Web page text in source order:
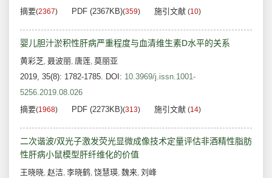
摘要(2367) PDF (2367KB)(359) 施引文献 (10)
婴儿胆汁淤积性肝病严重程度与血清维生素D水平的关系
黄彩芝, 聂波丽, 唐莲, 莫丽亚
2019, 35(8): 1782-1785. DOI: 10.3969/j.issn.1001-
5256.2019.08.026
摘要(1968) PDF (2273KB)(313) 施引文献 (14)
二次谐波/双光子激发荧光显微成像技术定量评估非酒精性脂肪
性肝病小鼠模型肝纤维化的价值
王晓晓, 赵洁, 李晓鹤, 饶慧瑛, 魏来, 刘峰